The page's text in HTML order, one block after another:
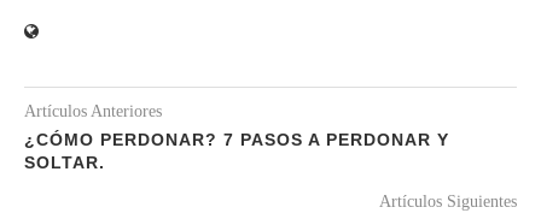
Artículos Anteriores
¿CÓMO PERDONAR? 7 PASOS A PERDONAR Y
SOLTAR.
Artículos Siguientes